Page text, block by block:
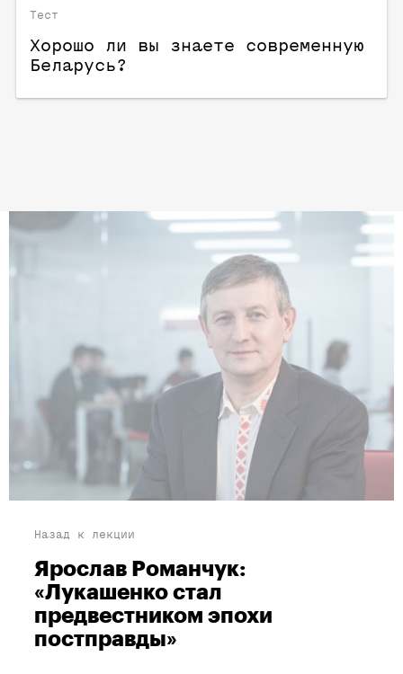
Тест
Хорошо ли вы знаете современную
Беларусь?
Назад к лекции
Ярослав Романчук:
«Лукашенко стал
предвестником эпохи
постправды»